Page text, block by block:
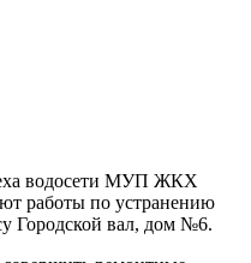
водосети МУП ЖКХ
работы по устранению
Городской вал, дом №6.